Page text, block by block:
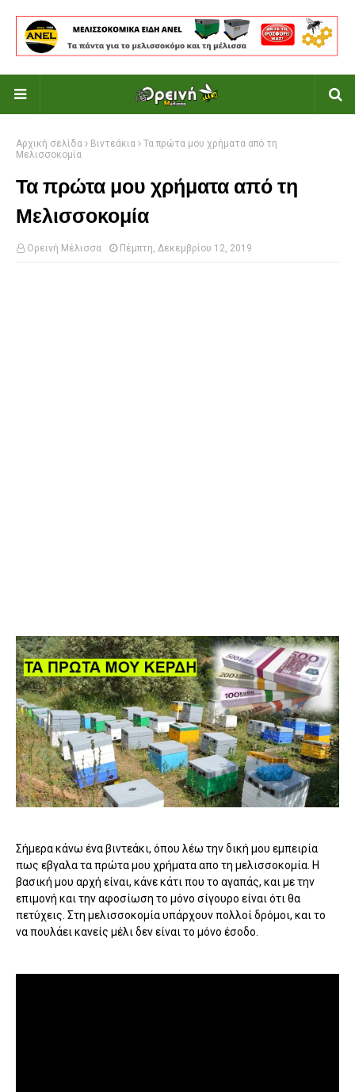
Αρχική σελίδα Βιντεάκια
Τα πρώτα μου χρήματα από τη
Μελισσοκομία
Τα πρώτα μου χρήματα από τη
Μελισσοκομία
Ορεινή Μέλισσα Πέμπτη, Δεκεμβρίου 12, 2019
Σήμερα κάνω ένα βιντεάκι, όπου λέω την δική μου εμπειρία
πως εβγαλα τα πρώτα μου χρήματα απο τη μελισσοκομία. Η
βασική μου αρχή είναι, κάνε κάτι που το αγαπάς, και με την
επιμονή και την αφοσίωση το μόνο σίγουρο είναι ότι θα
πετύχεις. Στη μελισσοκομία υπάρχουν πολλοί δρόμοι, και το
να πουλάει κανείς μέλι δεν είναι το μόνο έσοδο.